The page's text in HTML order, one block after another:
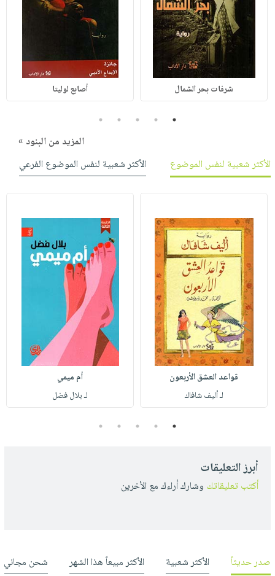
شرفات بحر الشمال أصابع لوليتا
1
2
3
4
5
المزيد من البنود »
الأكثر شعبية لنفس الموضوع
الأكثر شعبية لنفس الموضوع الفرعي
قواعد العشق الأربعون
لـ أليف شافاك
أم ميمي
لـ بلال فضل
1
2
3
4
5
أبرز التعليقات
أكتب تعليقاتك وشارك أراءك مع الأخرين
صدر حديثاً الأكثر شعبية الأكثر مبيعاً هذا الشهر شحن مجاني